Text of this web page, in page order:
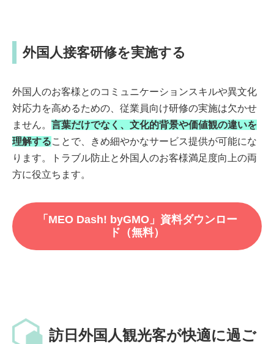
外国人接客研修を実施する
外国人のお客様とのコミュニケーションスキルや異文化
対応力を高めるための、従業員向け研修の実施は欠かせ
ません。 言葉だけでなく、文化的背景や価値観の違いを
理解することで、きめ細やかなサービス提供が可能にな
ります。トラブル防止と外国人のお客様満足度向上の両
方に役立ちます。
「MEO Dash! byGMO」資料ダウンロー
ド（無料）
訪日外国人観光客が快適に過ご